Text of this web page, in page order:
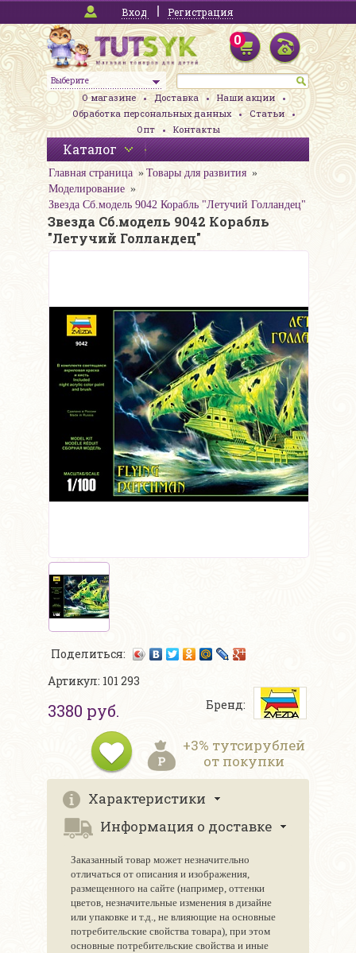
Вход Регистрация
Выберите
0
О магазине Доставка
Наши акции
Обработка персональных данных
Статьи
Опт
Контакты
Каталог
Главная страница
Товары для развития
Моделирование
Звезда Сб.модель 9042 Корабль "Летучий Голландец"
Звезда Сб.модель 9042 Корабль
"Летучий Голландец"
Поделиться:
Артикул: 101 293
3380 руб. Бренд:
+3% тутсирублей
от покупки
Характеристики
Информация о доставке
Заказанный товар может незначительно
отличаться от описания и изображения,
размещенного на сайте (например, оттенки
цветов, незначительные изменения в дизайне
или упаковке и т.д., не влияющие на основные
потребительские свойства товара), при этом
основные потребительские свойства и иные